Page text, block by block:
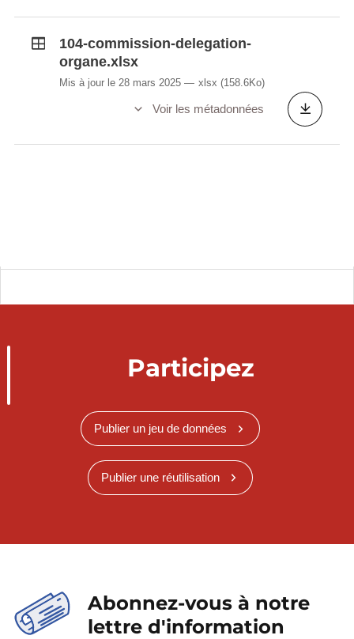
104-commission-delegation-
organe.xlsx
Mis à jour le 28 mars 2025 xlsx (158.6Ko)
Voir les métadonnées
Participez
Publier un jeu de données
Publier une réutilisation
Abonnez-vous à notre
lettre d'information